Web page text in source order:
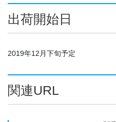
出荷開始日
2019年12月下旬予定
関連URL